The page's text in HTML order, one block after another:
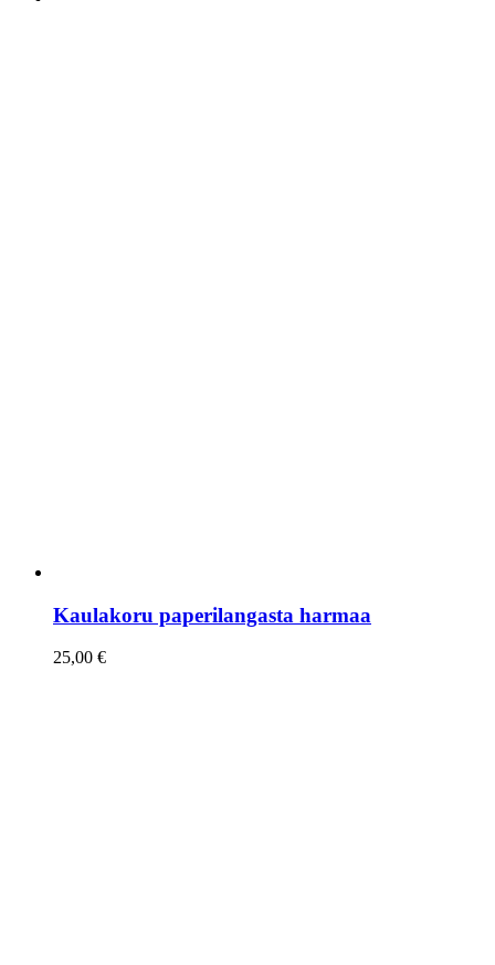
Kaulakoru paperilangasta harmaa
25,00 €